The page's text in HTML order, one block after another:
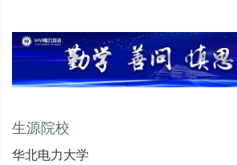
生源院校
华北电力大学